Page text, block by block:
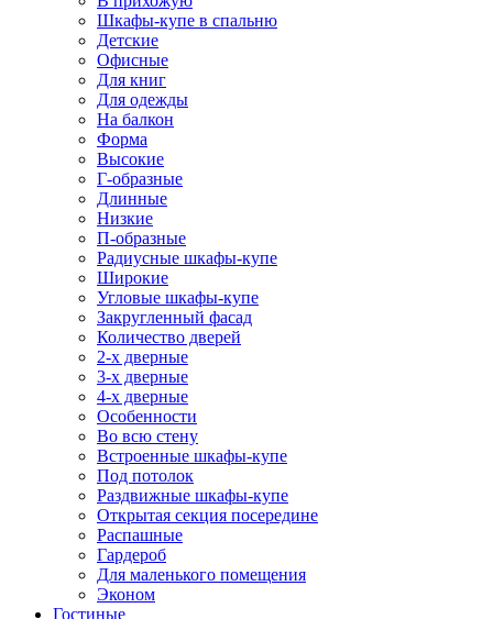
Шкафы-купе в спальню
Детские
Офисные
Для книг
Для одежды
На балкон
Форма
Высокие
Г-образные
Длинные
Низкие
П-образные
Радиусные шкафы-купе
Широкие
Угловые шкафы-купе
Закругленный фасад
Количество дверей
2-х дверные
3-х дверные
4-х дверные
Особенности
Во всю стену
Встроенные шкафы-купе
Под потолок
Раздвижные шкафы-купе
Открытая секция посередине
Распашные
Гардероб
Для маленького помещения
Эконом
Гостиные